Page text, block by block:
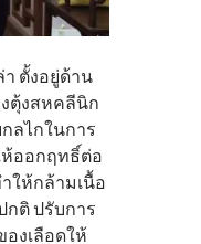
ตั้งอยู่ด้าน
ตุ้งสหคลีนิก
ลไกในการ
ห้ออกฤทธิ์ต่อ
ให้กล้ามเนื้อ
กติ ปรับการ
งเลือดให้